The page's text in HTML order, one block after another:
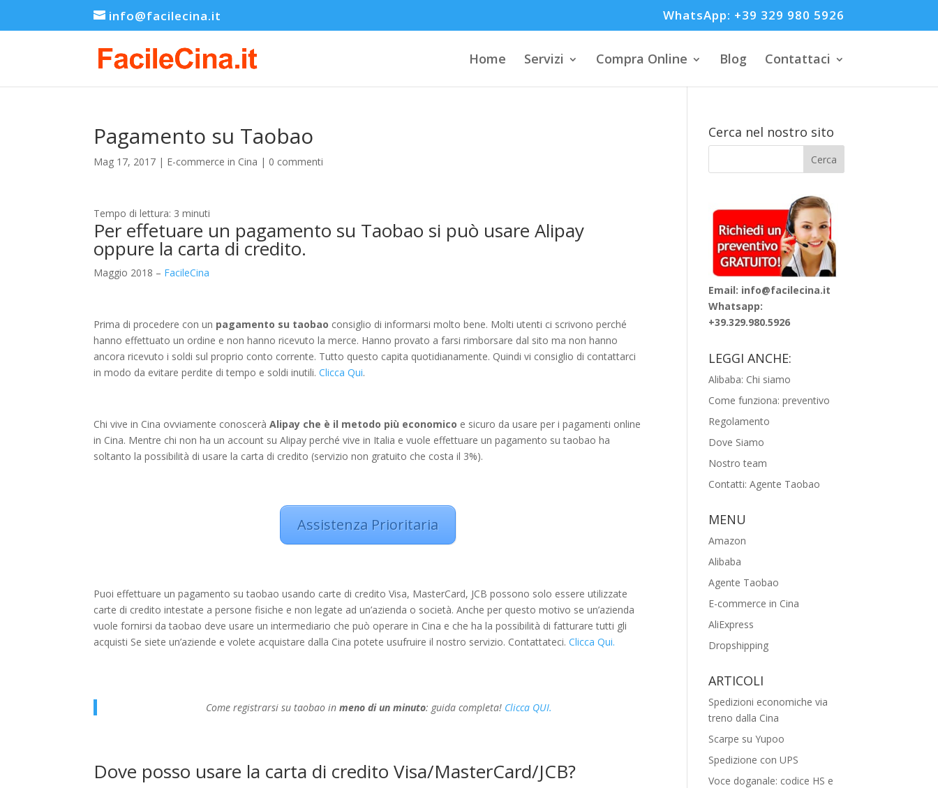
info@facilecina.it WhatsApp: +39 329 980 5926
Home Servizi Compra Online Blog Contattaci
Pagamento su Taobao
Mag 17, 2017 | E-commerce in Cina | 0 commenti
Tempo di lettura: 3 minuti
Per effetuare un pagamento su Taobao si può usare Alipay
oppure la carta di credito.
Maggio 2018 – FacileCina
Prima di procedere con un pagamento su taobao consiglio di informarsi molto bene. Molti utenti ci scrivono perché
hanno effettuato un ordine e non hanno ricevuto la merce. Hanno provato a farsi rimborsare dal sito ma non hanno
ancora ricevuto i soldi sul proprio conto corrente. Tutto questo capita quotidianamente. Quindi vi consiglio di contattarci
in modo da evitare perdite di tempo e soldi inutili. Clicca Qui.
Chi vive in Cina ovviamente conosceràAlipay che è il metodo più economico e sicuro da usare per i pagamenti online
in Cina. Mentre chi non ha un account su Alipay perché vive in Italia e vuole effettuare un pagamento su taobao ha
soltanto la possibilità di usare la carta di credito (servizio non gratuito che costa il 3%).
Assistenza Prioritaria
Puoi effettuare un pagamento su taobao usando carte di credito Visa, MasterCard, JCB possono solo essere utilizzate
carte di credito intestate a persone fisiche e non legate ad un’azienda o società. Anche per questo motivo se un’azienda
vuole fornirsi da taobao deve usare un intermediario che può operare in Cina e che ha la possibilità di fatturare tutti gli
acquisti Se siete un’aziende e volete acquistare dalla Cina potete usufruire il nostro servizio. Contattateci.Clicca Qui.
Come registrarsi su taobao inmeno di un minuto: guida completa! Clicca QUI.
Dove posso usare la carta di credito Visa/MasterCard/JCB?
Cerca nel nostro sito
Email: info@facilecina.it
Whatsapp:
+39.329.980.5926
LEGGI ANCHE:
Alibaba: Chi siamo
Come funziona: preventivo
Regolamento
Dove Siamo
Nostro team
Contatti: Agente Taobao
MENU
Amazon
Alibaba
Agente Taobao
E-commerce in Cina
AliExpress
Dropshipping
ARTICOLI
Spedizioni economiche via
treno dalla Cina
Scarpe su Yupoo
Spedizione con UPS
Voce doganale: codice HS e